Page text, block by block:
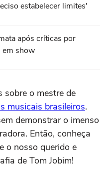
estabelecer limites'
após críticas por
em show
sobre o mestre de
musicais brasileiros.
demonstrar o imenso
Então, conheça
o nosso querido e
de Tom Jobim!